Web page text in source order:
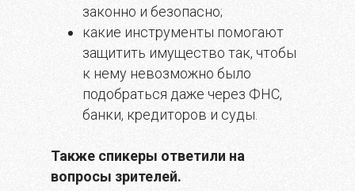
законно и безопасно;
какие инструменты помогают
защитить имущество так, чтобы
к нему невозможно было
подобраться даже через ФНС,
банки, кредиторов и суды.
Также спикеры ответили на
вопросы зрителей.